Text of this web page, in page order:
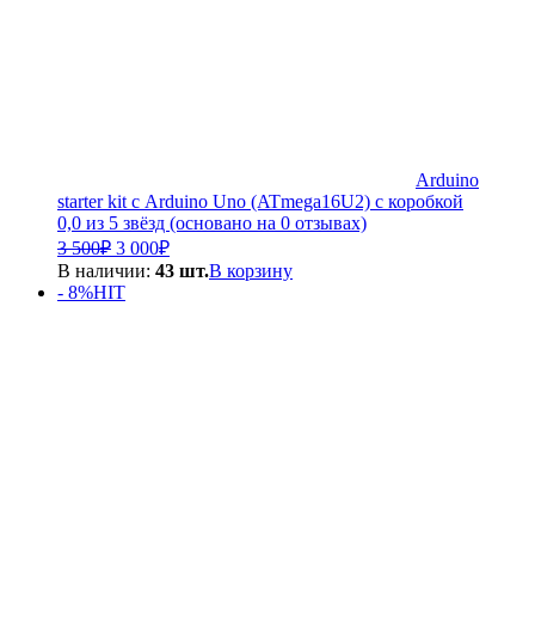
Arduino
starter kit с Arduino Uno (ATmega16U2) с коробкой
0,0 из 5 звёзд (основано на 0 отзывах)
3 500₽ Первоначальная
цена
составляла
3
3 000₽Текущая
цена:
В наличии: 43 шт.В корзину
- 8%HIT